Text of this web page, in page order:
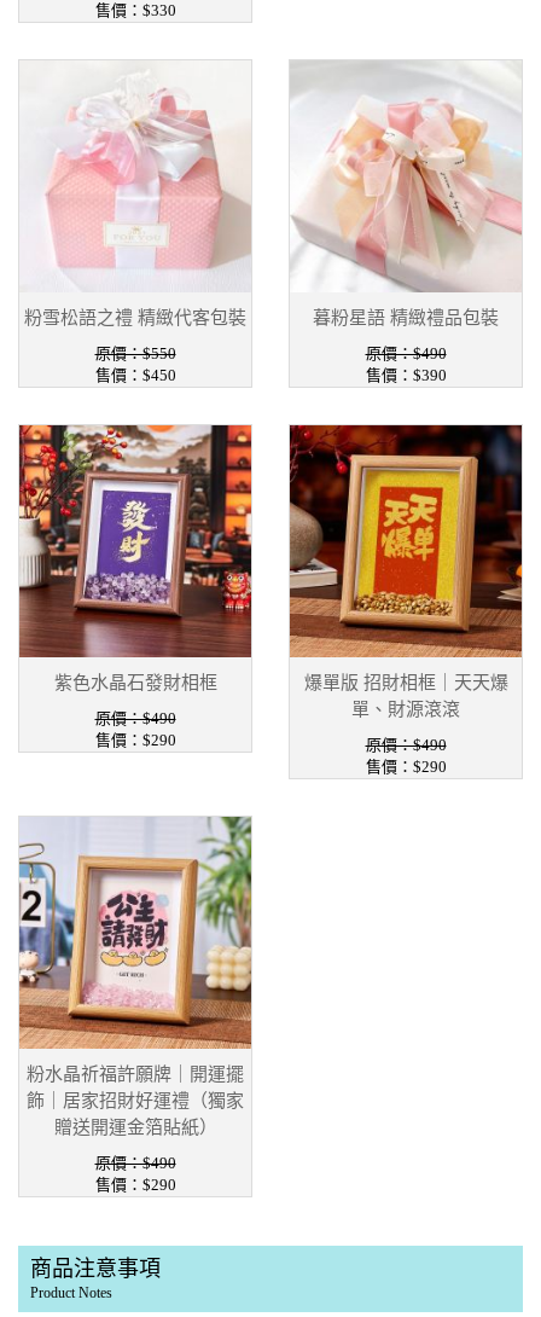
售價：$330
粉雪松語之禮 精緻代客包裝
原價：$550
售價：$450
暮粉星語 精緻禮品包裝
原價：$490
售價：$390
紫色水晶石發財相框
原價：$490
售價：$290
爆單版 招財相框｜天天爆
單、財源滾滾
原價：$490
售價：$290
粉水晶祈福許願牌｜開運擺
飾｜居家招財好運禮（獨家
贈送開運金箔貼紙）
原價：$490
售價：$290
商品注意事項
Product Notes